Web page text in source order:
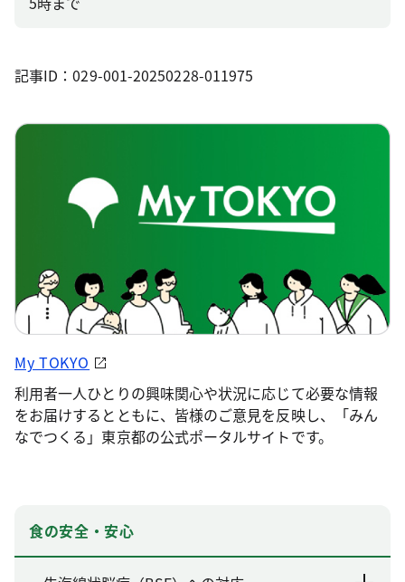
記事ID：029-001-20250228-011975
My TOKYO
利用者一人ひとりの興味関心や状況に応じて必要な情報
をお届けするとともに、皆様のご意見を反映し、「みん
なでつくる」東京都の公式ポータルサイトです。
食の安全・安心